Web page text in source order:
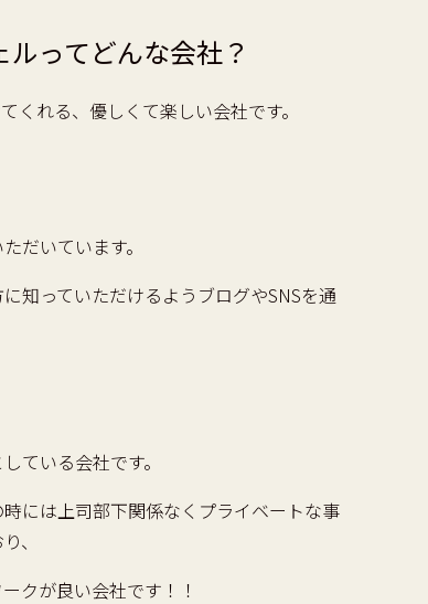
ってどんな会社？
くれる、優しくて楽しい会社です。
だいています。
知っていただけるようブログやSNSを通
ている会社です。
には上司部下関係なくプライベートな事
、
クが良い会社です！！